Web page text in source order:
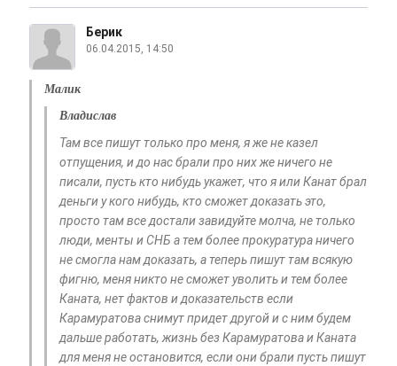
Берик
06.04.2015, 14:50
Малик
Владислав
Там все пишут только про меня, я же не казел
отпущения, и до нас брали про них же ничего не
писали, пусть кто нибудь укажет, что я или Канат брал
деньги у кого нибудь, кто сможет доказать это,
просто там все достали завидуйте молча, не только
люди, менты и СНБ а тем более прокуратура ничего
не смогла нам доказать, а теперь пишут там всякую
фигню, меня никто не сможет уволить и тем более
Каната, нет фактов и доказательств если
Карамуратова снимут придет другой и с ним будем
дальше работать, жизнь без Карамуратова и Каната
для меня не остановится, если они брали пусть пишут